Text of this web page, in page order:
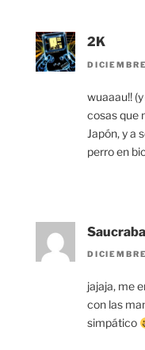
2K
wuaaau!!
cosas que
Japón, y a
perro en
jajaja, me
con las
simpático